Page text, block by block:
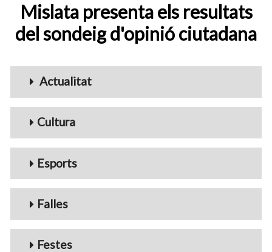
Mislata presenta els resultats
del sondeig d'opinió ciutadana
Menu_Videos
Actualitat
Cultura
Esports
Falles
Festes